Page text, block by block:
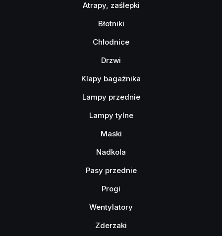
Atrapy, zaślepki
Błotniki
Chłodnice
Drzwi
Klapy bagażnika
Lampy przednie
Lampy tylne
Maski
Nadkola
Pasy przednie
Progi
Wentylatory
Zderzaki